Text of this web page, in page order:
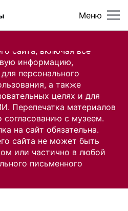
сайта, включая все
информацию,
персонального
а также
целях и для
Перепечатка материалов
согласованию с музеем.
на сайт обязательна.
сайта не может быть
или частично в любой
письменного
Меню